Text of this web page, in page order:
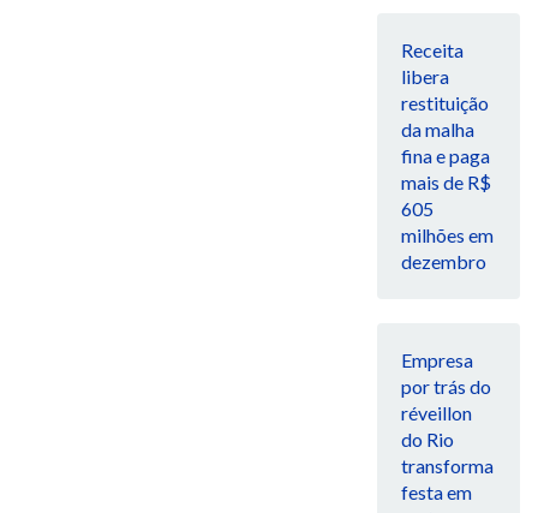
Receita
libera
restituição
da malha
fina e paga
mais de R$
605
milhões em
dezembro
Empresa
por trás do
réveillon
do Rio
transforma
festa em